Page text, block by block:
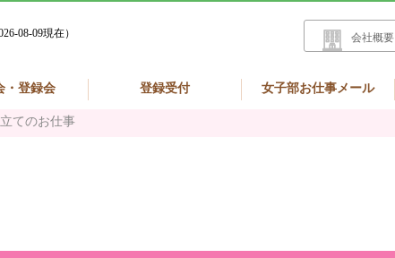
08-09現在） 会社概要
・登録会 登録受付 女子部お仕事メール
てのお仕事